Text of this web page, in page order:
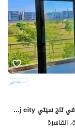
دوبلكس للبيع بروف فيو VIP و prime location في تاج سيتي taj city في التجمع
القاهرة